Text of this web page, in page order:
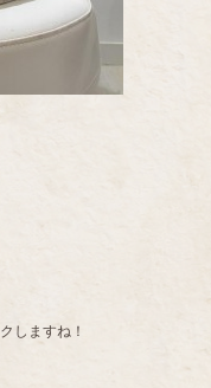
しますね！